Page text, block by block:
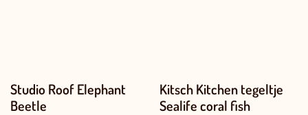
Studio Roof Elephant
Beetle
Kitsch Kitchen tegeltje
Sealife coral fish